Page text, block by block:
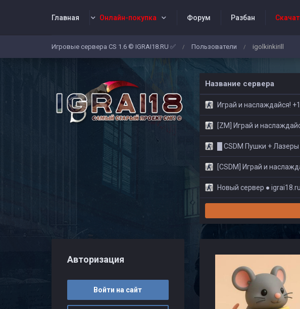
Главная Онлайн-покупка Форум Разбан
События проекта
Игровые сервера CS 1.6 © IGRAI18.RU ✅ / Пользователи / igolkinkirill
Название сервера
Играй и наслаждайся! +18 ©
[ZM] Играй и наслаждайся! ©
█ CSDM Пушки + Лазеры |
[CSDM] Играй и наслаждайся! ©
Новый сервер ● igrai18.ru
Авторизация
Войти на сайт